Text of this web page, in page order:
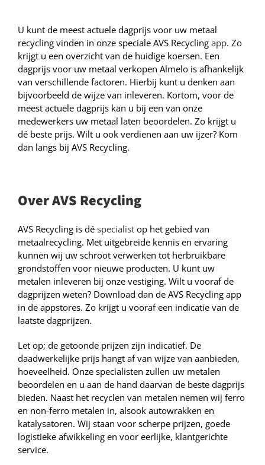
U kunt de meest actuele dagprijs voor uw metaal
recycling vinden in onze speciale AVS Recycling app. Zo
krijgt u een overzicht van de huidige koersen. Een
dagprijs voor uw metaal verkopen Almelo is afhankelijk
van verschillende factoren. Hierbij kunt u denken aan
bijvoorbeeld de wijze van inleveren. Kortom, voor de
meest actuele dagprijs kan u bij een van onze
medewerkers uw metaal laten beoordelen. Zo krijgt u
dé beste prijs. Wilt u ook verdienen aan uw ijzer? Kom
dan langs bij AVS Recycling.
Over AVS Recycling
AVS Recycling is dé specialist op het gebied van
metaalrecycling. Met uitgebreide kennis en ervaring
kunnen wij uw schroot verwerken tot herbruikbare
grondstoffen voor nieuwe producten. U kunt uw
metalen inleveren bij onze vestiging. Wilt u vooraf de
dagprijzen weten? Download dan de AVS Recycling app
in de appstores. Zo krijgt u vooraf een indicatie van de
laatste dagprijzen.
Let op; de getoonde prijzen zijn indicatief. De
daadwerkelijke prijs hangt af van wijze van aanbieden,
hoeveelheid. Onze specialisten zullen uw metalen
beoordelen en u aan de hand daarvan de beste dagprijs
bieden. Naast het recyclen van metalen nemen wij ferro
en non-ferro metalen in, alsook autowrakken en
katalysatoren. Wij staan voor scherpe prijzen, goede
logistieke afwikkeling en voor eerlijke, klantgerichte
service.